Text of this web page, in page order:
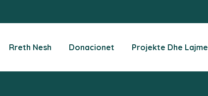
Rreth Nesh Donacionet Projekte Dhe Lajme